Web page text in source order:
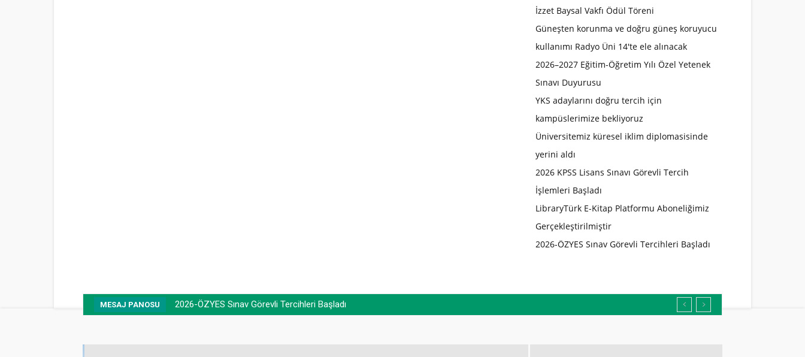
İzzet Baysal Vakfı Ödül Töreni
Güneşten korunma ve doğru güneş koruyucu
kullanımı Radyo Üni 14'te ele alınacak
2026–2027 Eğitim-Öğretim Yılı Özel Yetenek
Sınavı Duyurusu
YKS adaylarını doğru tercih için
kampüslerimize bekliyoruz
Üniversitemiz küresel iklim diplomasisinde
yerini aldı
2026 KPSS Lisans Sınavı Görevli Tercih
İşlemleri Başladı
LibraryTürk E-Kitap Platformu Aboneliğimiz
Gerçekleştirilmiştir
2026-ÖZYES Sınav Görevli Tercihleri Başladı
MESAJ PANOSU 2026-ÖZYES Sınav Görevli Tercihleri Başladı